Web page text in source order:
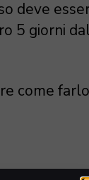
deve
5 giorni
come